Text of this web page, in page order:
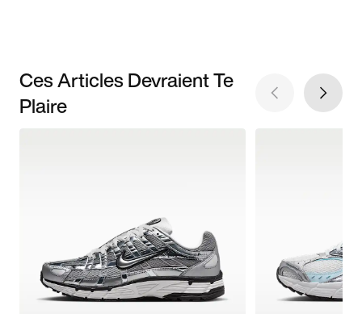
Ces Articles Devraient Te
Plaire